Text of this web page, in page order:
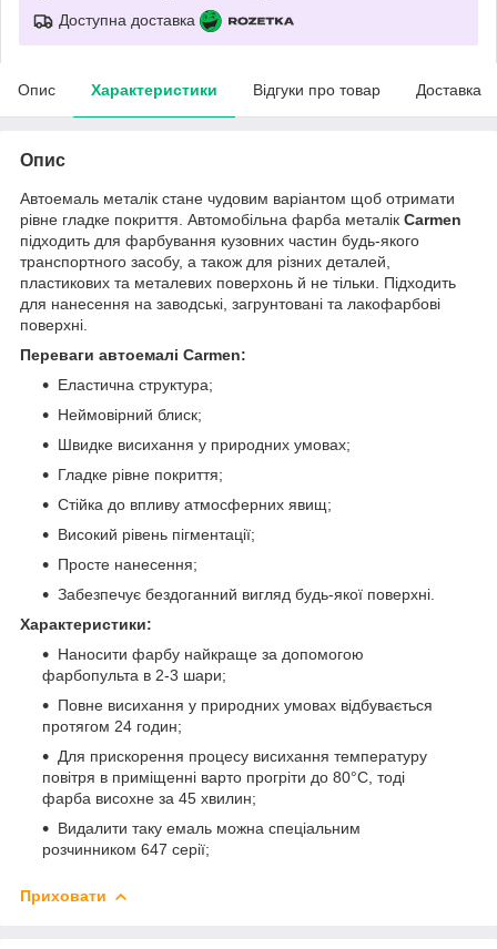
Доступна доставка
Опис Характеристики Відгуки про товар Доставка
Опис
Автоемаль металік стане чудовим варіантом щоб отримати
рівне гладке покриття. Автомобільна фарба металік Carmen
підходить для фарбування кузовних частин будь-якого
транспортного засобу, а також для різних деталей,
пластикових та металевих поверхонь й не тільки. Підходить
для нанесення на заводські, загрунтовані та лакофарбові
поверхні.
Переваги автоемалі Carmen:
Еластична структура;
Неймовірний блиск;
Швидке висихання у природних умовах;
Гладке рівне покриття;
Стійка до впливу атмосферних явищ;
Високий рівень пігментації;
Просте нанесення;
Забезпечує бездоганний вигляд будь-якої поверхні.
Характеристики:
Наносити фарбу найкраще за допомогою
фарбопульта в 2-3 шари;
Повне висихання у природних умовах відбувається
протягом 24 годин;
Для прискорення процесу висихання температуру
повітря в приміщенні варто прогріти до 80°C, тоді
фарба висохне за 45 хвилин;
Видалити таку емаль можна спеціальним
розчинником 647 серії;
Приховати